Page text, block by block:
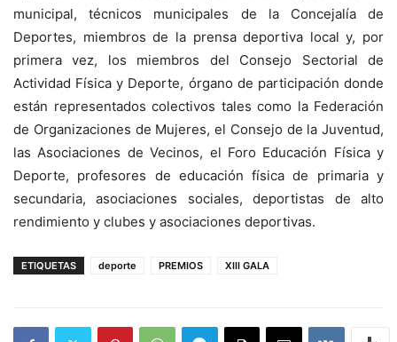
municipal, técnicos municipales de la Concejalía de
Deportes, miembros de la prensa deportiva local y, por
primera vez, los miembros del Consejo Sectorial de
Actividad Física y Deporte, órgano de participación donde
están representados colectivos tales como la Federación
de Organizaciones de Mujeres, el Consejo de la Juventud,
las Asociaciones de Vecinos, el Foro Educación Física y
Deporte, profesores de educación física de primaria y
secundaria, asociaciones sociales, deportistas de alto
rendimiento y clubes y asociaciones deportivas.
ETIQUETAS deporte PREMIOS XIII GALA